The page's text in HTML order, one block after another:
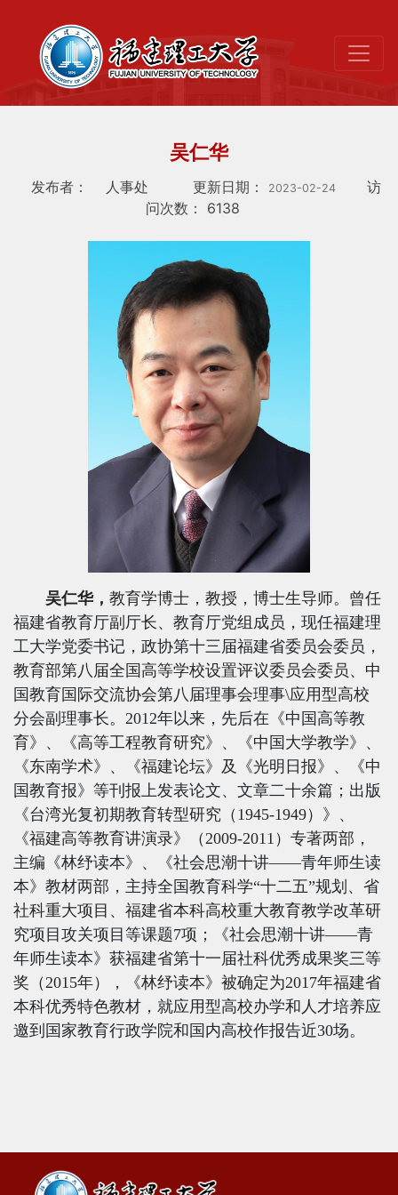
吴仁华
发布者： 人事处 更新日期： 2023-02-24
访
问次数： 6138
吴仁华， 教育学博士，教授，博士生导师。曾任
福建省教育厅副厅长、教育厅党组成员，现任福建理
工大学党委书记，政协第十三届福建省委员会委员，
教育部第八届全国高等学校设置评议委员会委员、中
国教育国际交流协会第八届理事会理事\应用型高校
分会副理事长。 2012年以来，先后在《中国高等教
育》、《高等工程教育研究》、《中国大学教学》、
《东南学术》、《福建论坛》及《光明日报》、《中
国教育报》等刊报上发表论文、文章二十余篇；出版
《台湾光复初期教育转型研究（ 1945-1949）》、
《福建高等教育讲演录》（2009-2011 ）专著两部，
主编《林纾读本》、《社会思潮十讲——青年师生读
本》教材两部，主持全国教育科学“十二五”规划、省
社科重大项目、福建省本科高校重大教育教学改革研
究项目攻关项目等课题7项；《社会思潮十讲——青
年师生读本》获福建省第十一届社科优秀成果奖三等
奖（2015年），《林纾读本》被确定为2017年福建省
本科优秀特色教材，就应用型高校办学和人才培养应
邀到国家教育行政学院和国内高校作报告近30场。